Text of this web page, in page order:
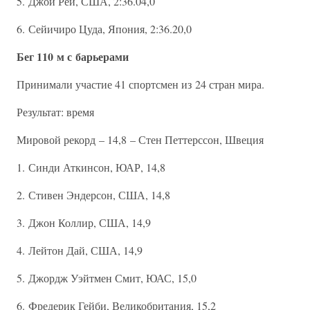
6. Сейичиро Цуда, Япония, 2:36.20,0
Бег 110 м с барьерами
Принимали участие 41 спортсмен из 24 стран мира.
Результат: время
Мировой рекорд – 14,8 – Стен Петтерссон, Швеция
1. Синди Аткинсон, ЮАР, 14,8
2. Стивен Эндерсон, США, 14,8
3. Джон Коллир, США, 14,9
4. Лейтон Дай, США, 14,9
5. Джордж Уэйтмен Смит, ЮАС, 15,0
6. Фредерик Гейби, Великобритания, 15,2